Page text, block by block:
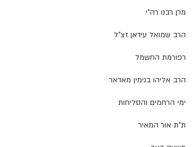
מרן רבנו רה"י
הרב שמואל עידאן זצ"ל
רפורמת החשמל
הרב אליהו בנימין מאדאר
ימי הרחמים והסליחות
ת"ת אור המאיר